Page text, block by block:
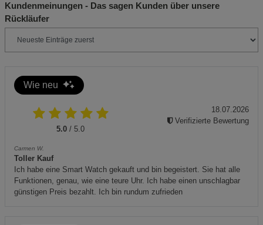
Räumen oder in der Nähe von entzündbaren Materialien.
notwendig, um einen sicheren Betrieb zu gewährleisten.
Zusätzliche Hinweise:
Umweltgerechte Entsorgung: Das Gerät und dessen
Zubehör dürfen nicht über den Hausmüll entsorgt
werden. Nutzen Sie die dafür vorgesehenen
Sammelstellen.
CE-Kennzeichnung: Das Produkt entspricht den
Kundenmeinungen - Das sagen Kunden über unsere
Rückläufer
Wie neu
5.0 / 5.0
Carmen W.
Toller Kauf
Ich habe eine Smart Watch gekauft und bin begeistert. Sie hat alle
Funktionen, genau, wie eine teure Uhr. Ich habe einen unschlagbar
günstigen Preis bezahlt. Ich bin rundum zufrieden
18.07.2026
Verifizierte Bewertung